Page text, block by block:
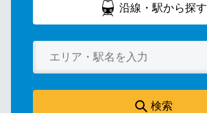
沿線・駅から探す
検索